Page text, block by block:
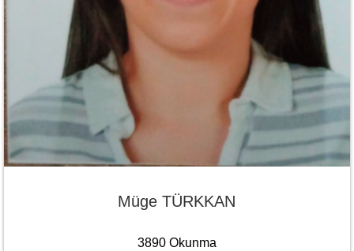
Müge TÜRKKAN
3890 Okunma